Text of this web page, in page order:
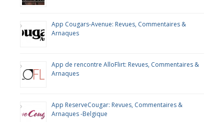
App Cougars-Avenue: Revues, Commentaires &
Arnaques
App de rencontre AlloFlirt: Revues, Commentaires &
Arnaques
App ReserveCougar: Revues, Commentaires &
Arnaques -Belgique